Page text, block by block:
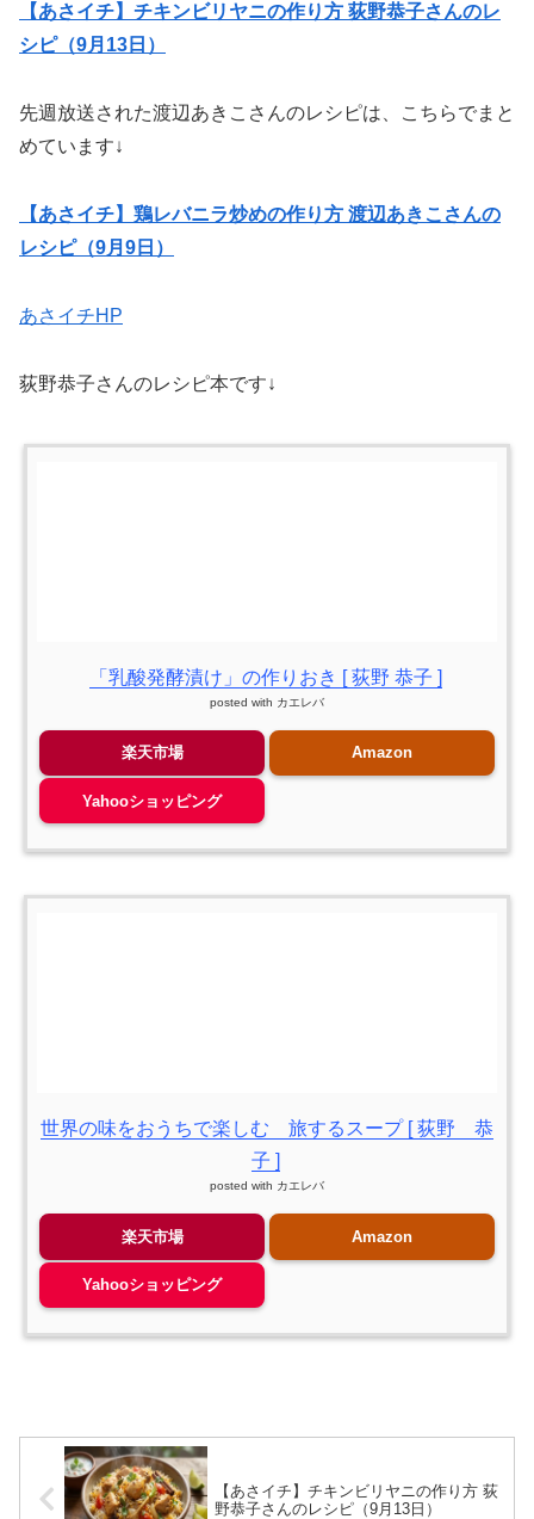
【あさイチ】チキンビリヤニの作り方 荻野恭子さんのレ
シピ（9月13日）
先週放送された渡辺あきこさんのレシピは、こちらでまと
めています↓
【あさイチ】鶏レバニラ炒めの作り方 渡辺あきこさんの
レシピ（9月9日）
あさイチHP
荻野恭子さんのレシピ本です↓
「乳酸発酵漬け」の作りおき [ 荻野 恭子 ]
posted with カエレバ
楽天市場 Amazon
Yahooショッピング
世界の味をおうちで楽しむ 旅するスープ [ 荻野 恭
子 ]
posted with カエレバ
楽天市場 Amazon
Yahooショッピング
【あさイチ】チキンビリヤニの作り方 荻
野恭子さんのレシピ（9月13日）